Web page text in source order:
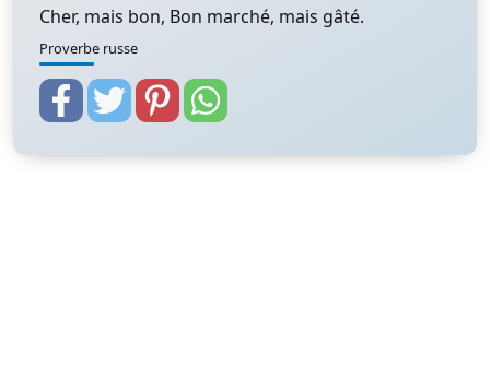
Cher, mais bon, Bon marché, mais gâté.
Proverbe russe